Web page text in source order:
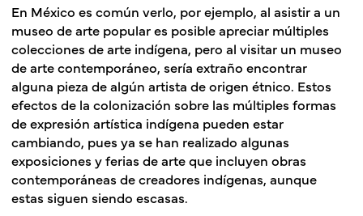
En México es común verlo, por ejemplo, al asistir a un
museo de arte popular es posible apreciar múltiples
colecciones de arte indígena, pero al visitar un museo
de arte contemporáneo, sería extraño encontrar
alguna pieza de algún artista de origen étnico. Estos
efectos de la colonización sobre las múltiples formas
de expresión artística indígena pueden estar
cambiando, pues ya se han realizado algunas
exposiciones y ferias de arte que incluyen obras
contemporáneas de creadores indígenas, aunque
estas siguen siendo escasas.